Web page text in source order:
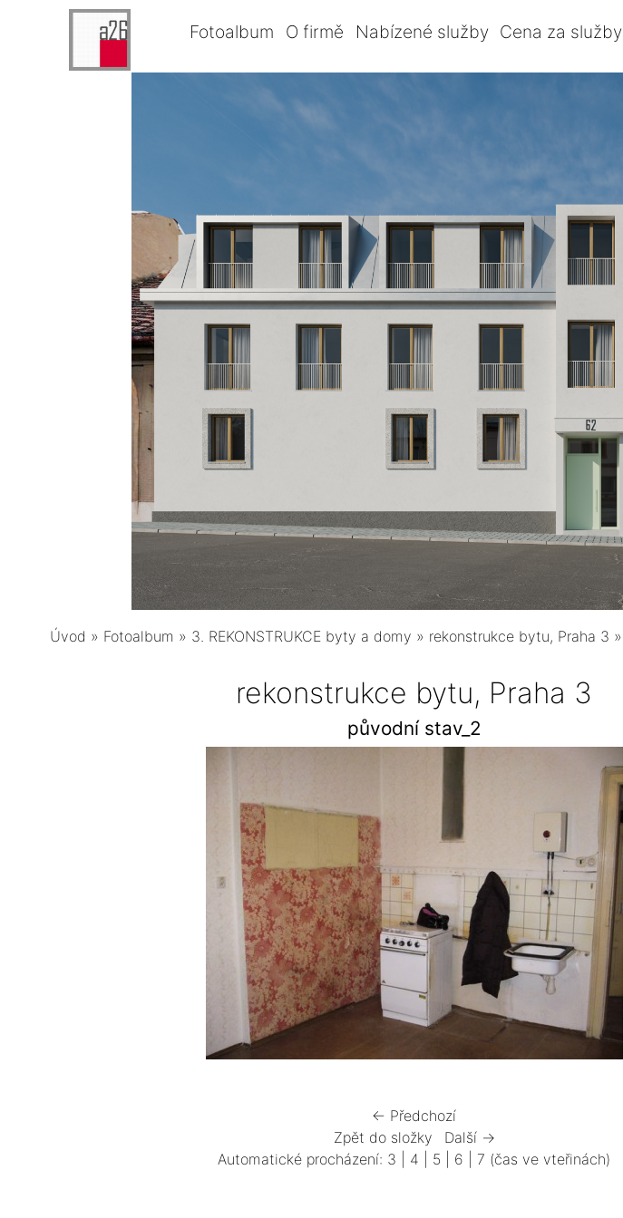
Fotoalbum O firmě Nabízené služby Cena za služby
Úvod » Fotoalbum » 3. REKONSTRUKCE byty a domy » rekonstrukce bytu, Praha 3 »
rekonstrukce bytu, Praha 3
původní stav_2
← Předchozí
Zpět do složky
Další →
Automatické procházení: 3 4 5 6 7 (čas ve vteřinách)